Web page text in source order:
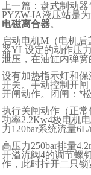
上一篇：盘式制动
PYZW-IA液压站是
电磁离合器。
启动电机M （电机
器YL设定的动作压
泄压，在油缸内弹
设有加热指示灯和
开关。手动控制开
开闸动作。闭闸：*
执行关闸动作（正
功率2.2Kw4极电机
力120bar系统流量
高压力250bar排量
开溢流阀4的调节螺
作，此时拧开二只